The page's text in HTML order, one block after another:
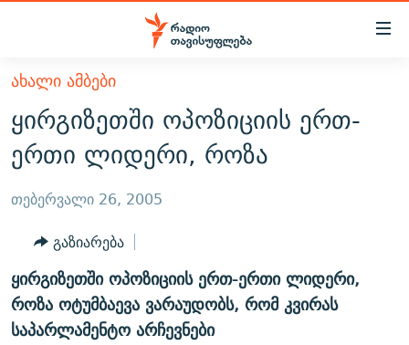
Accessibility
მთავარ
შინაარსზე
დაბრუნება
მთავარ
დაბრუნება
ძიებაზე
დაბრუნება
ᲐᲮᲐᲚᲘ ᲐᲛᲑᲔᲑᲘ
ᲗᲔᲛᲔᲑᲘ
ᲞᲝᲚᲘᲢᲘᲙᲐ
ᲔᲙᲝᲜᲝᲛᲘᲙᲐ
ᲡᲐᲖᲝᲒᲐᲓᲝᲔᲑᲐ
ᲡᲞᲝᲠᲢᲘ
ᲕᲘᲓᲔᲝ
ᲑᲚᲝᲒᲔᲑᲘ
ᲞᲝᲓᲙᲐᲡᲢᲔᲑᲘ
ᲜᲘᲙᲝᲡ ᲞᲝᲓᲙᲐᲡᲢᲘ
60 ᲓᲔᲪᲘᲑᲔᲚᲘ
ᲗᲐᲕᲘᲡᲣᲤᲚᲔᲑᲘᲡ ᲛᲝᲜᲘᲢᲝᲠᲘ
ᲤᲔᲜᲝᲕᲐᲜᲘ - 2.10
ᲗᲥᲕᲔᲜᲘ ᲞᲣᲑᲚᲘᲙᲐᲪᲘᲔᲑᲘ
ᲞᲠᲝᲔᲥᲢᲔᲑᲘ
ᲐᲮᲐᲚᲘ ᲐᲛᲑᲔᲑᲘ
ყირგიზეთში ოპოზიციის ერთ-
ერთი ლიდერი, როზა
თებერვალი 26, 2005
გაზიარება
ყირგიზეთში ოპოზიციის ერთ-ერთი ლიდერი,
როზა ოტუმბაევა ვარაუდობს, რომ კვირას
საპარლამენტო არჩევნები